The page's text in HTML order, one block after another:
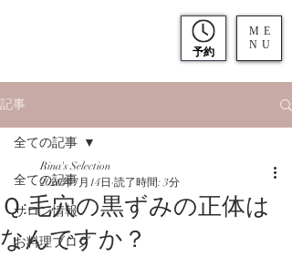
予約
ME
NU
記事
全ての記事
サロン情報
お料理ブログ
全ての記事
Ｑ:毛穴の黒ずみの正体は
なんですか？
Rina's Selection
2020年7月14日 読了時間: 3分